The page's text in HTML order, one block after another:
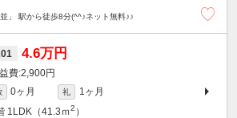
」 駅から徒歩8分(^^♪ネット無料♪♪
4.6万円
2,900円
0ヶ月 礼
1ヶ月
1LDK（41.3ｍ2 ）